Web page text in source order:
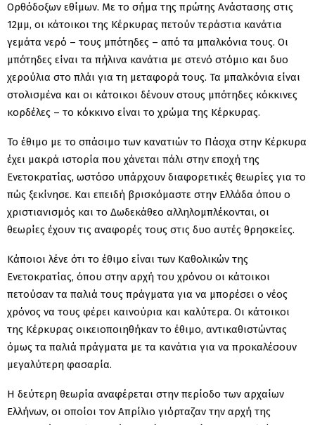
Ορθόδοξων εθίμων​. Με το σήμα της πρώτης Ανάστασης στις
12μμ, οι κάτοικοι της Κέρκυρας πετούν τεράστια κανάτια
γεμάτα νερό – τους μπότηδες – από τα μπαλκόνια τους. Οι
μπότηδες είναι τα πήλινα κανάτια με στενό στόμιο και δυο
χερούλια στο πλάι για τη μεταφορά τους. Τα μπαλκόνια είναι
στολισμένα και οι κάτοικοι δένουν στους μπότηδες κόκκινες
κορδέλες – το κόκκινο είναι το χρώμα της Κέρκυρας.
Το έθιμο με το σπάσιμο των κανατιών το Πάσχα στην Κέρκυρα
έχει μακρά ιστορία που χάνεται πάλι στην εποχή της
Ενετοκρατίας, ωστόσο υπάρχουν διαφορετικές θεωρίες για το
πώς ξεκίνησε. Και επειδή βρισκόμαστε στην Ελλάδα όπου ο
χριστιανισμός και το Δωδεκάθεο αλληλομπλέκονται, οι
θεωρίες έχουν τις αναφορές τους στις δυο αυτές θρησκείες.
Κάποιοι λένε ότι το έθιμο είναι των Καθολικών της
Ενετοκρατίας, όπου στην αρχή του χρόνου οι κάτοικοι
πετούσαν τα παλιά τους πράγματα για να μπορέσει ο νέος
χρόνος να τους φέρει καινούρια και καλύτερα. Οι κάτοικοι
της Κέρκυρας οικειοποιηθήκαν το έθιμο, αντικαθιστώντας
όμως τα παλιά πράγματα με τα κανάτια για να προκαλέσουν
μεγαλύτερη φασαρία.
Η δεύτερη θεωρία αναφέρεται στην περίοδο των αρχαίων
Ελλήνων, οι οποίοι τον Απρίλιο γιόρταζαν την αρχή της